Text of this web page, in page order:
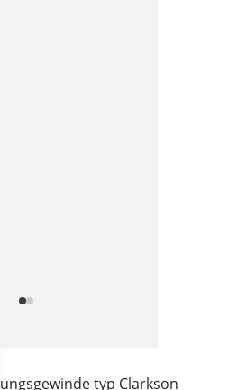
typ Clarkson